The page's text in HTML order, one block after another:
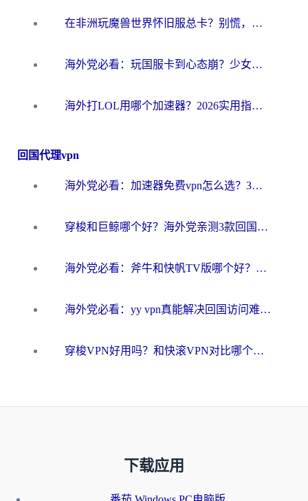
在非洲玩魔兽世界怀旧服总卡？别慌，这份指南帮你丝滑开荒
海外党必看：玩国服卡到心态崩？少女前线云图计划加速器免费推荐+碧蓝航线足球世界流畅攻略
海外打LOL用哪个加速器？2026实用指南：从延迟到设备适配，一篇解决你的国服游戏痛点
回国代理vpn
海外党必看：加速器免费vpn怎么选？3步教你无缝访问国内资源
穿梭和巨鲸哪个好？海外党亲测3款回国加速器，教你避开90%的坑
海外党必看：斧牛和快帆TV版哪个好？3分钟选对回国加速器，无缝刷B站、追热剧
海外党必看：yy vpn真能解决回国访问难题？附云极initap测评+免费方案对比
穿梭VPN好用吗？和快滚VPN对比哪个回国效果更好？海外党选回国加速器必看指南
下载应用